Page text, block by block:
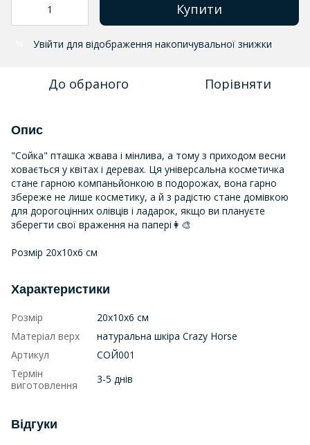
Купити
Увійти для відображення накопичувальної знижки
До обраного Порівняти
Опис
"Сойка" пташка жвава і мінлива, а тому з приходом весни
ховається у квітах і деревах. Ця універсальна косметичка
стане гарною компаньйонкою в подорожах, вона гарно
збереже не лише косметику, а й з радістю стане домівкою
для дорогоцінних олівців і ладарок, якщо ви плануєте
зберегти свої враження на папері👩‍🎨
Розмір 20х10х6 см
Характеристики
Розмір
20х10х6 см
Матеріал верх
натуральна шкіра Crazy Horse
Артикул
СОЙ001
Термін
виготовлення
3-5 днів
Відгуки